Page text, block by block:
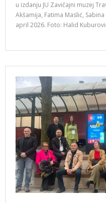
u izdanju JU Zavičajni muzej
Akšamija, Fatima Maslić,
april 2026. Foto: Halid